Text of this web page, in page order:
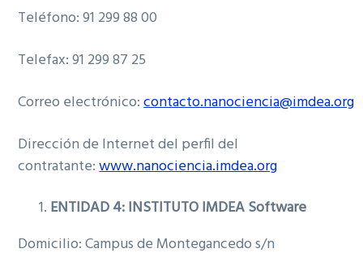
Teléfono: 91 299 88 00
Telefax: 91 299 87 25
Correo electrónico:contacto.nanociencia@imdea.org
Dirección de Internet del perfil del
contratante:www.nanociencia.imdea.org
ENTIDAD 4: INSTITUTO IMDEA Software
Domicilio: Campus de Montegancedo s/n